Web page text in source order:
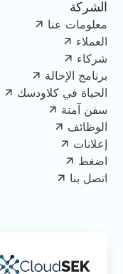
الشركة
معلومات عنا
العملاء
شركاء
برنامج الإحالة
الحياة في كلاودسك
سفن آمنة
الوظائف
إعلانات
اضغط
اتصل بنا